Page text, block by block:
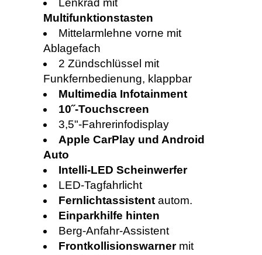
Lenkrad mit
Multifunktionstasten
Mittelarmlehne vorne mit
Ablagefach
2 Zündschlüssel mit
Funkfernbedienung, klappbar
Multimedia Infotainment
10˝-Touchscreen
3,5"-Fahrerinfodisplay
Apple CarPlay und Android
Auto
Intelli-LED Scheinwerfer
LED-Tagfahrlicht
Fernlichtassistentautom.
Einparkhilfe hinten
Berg-Anfahr-Assistent
Frontkollisionswarner mit